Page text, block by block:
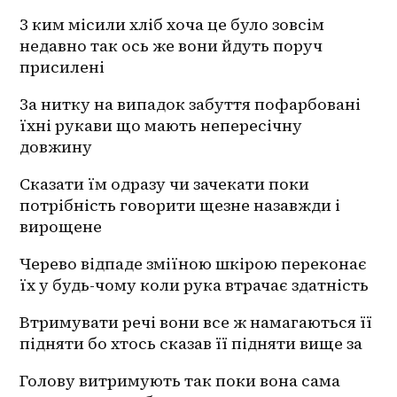
З ким місили хліб хоча це було зовсім
недавно так ось же вони йдуть поруч
присилені
За нитку на випадок забуття пофарбовані
їхні рукави що мають непересічну
довжину
Сказати їм одразу чи зачекати поки
потрібність говорити щезне назавжди і
вирощене
Черево відпаде зміїною шкірою переконає
їх у будь-чому коли рука втрачає здатність
Втримувати речі вони все ж намагаються її
підняти бо хтось сказав її підняти вище за
Голову витримують так поки вона сама